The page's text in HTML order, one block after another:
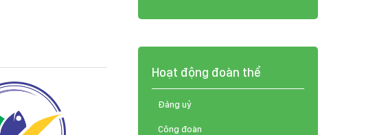
Hoạt động đoàn thể
Đảng uỷ
Công đoàn